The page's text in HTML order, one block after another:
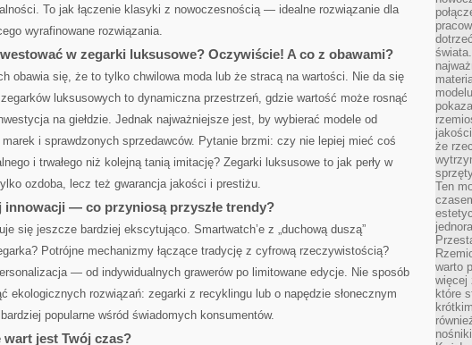
To jak łączenie klasyki z nowoczesnością — idealne rozwiązanie dla
wyrafinowane rozwiązania.
w zegarki luksusowe? Oczywiście! A co z obawami?
obawia się, że to tylko chwilowa moda lub że stracą na wartości. Nie da się
luksusowych to dynamiczna przestrzeń, gdzie wartość może rosnąć
na giełdzie. Jednak najważniejsze jest, by wybierać modele od
marek i sprawdzonych sprzedawców. Pytanie brzmi: czy nie lepiej mieć coś
i trwałego niż kolejną tanią imitację? Zegarki luksusowe to jak perły w
ozdoba, lecz też gwarancja jakości i prestiżu.
innowacji — co przyniosą przyszłe trendy?
się jeszcze bardziej ekscytująco. Smartwatch’e z „duchową duszą”
Potrójne mechanizmy łączące tradycję z cyfrową rzeczywistością?
— od indywidualnych grawerów po limitowane edycje. Nie sposób
ekologicznych rozwiązań: zegarki z recyklingu lub o napędzie słonecznym
popularne wśród świadomych konsumentów.
wart jest Twój czas?
że
Ten
warto
więcej
które